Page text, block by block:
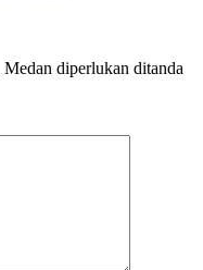
Medan diperlukan ditanda